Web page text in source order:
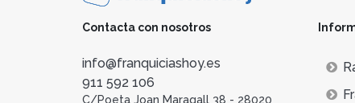
Contacta con nosotros
info@franquiciashoy.es
911 592 106
C/Poeta Joan Maragall 38 - 28020